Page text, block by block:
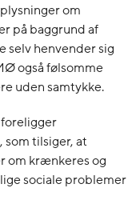
om
på baggrund af
selv henvender sig
også følsomme
uden samtykke.
tilsiger, at
om krænkeres og
sociale problemer